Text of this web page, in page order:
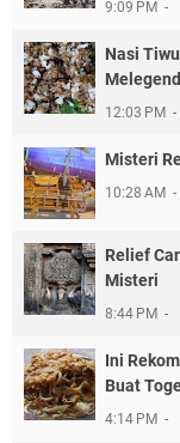
9:09 PM
Nasi
12:03 PM
Misteri
10:28 AM
Relief
Misteri
8:44 PM
Ini
Buat
4:14 PM